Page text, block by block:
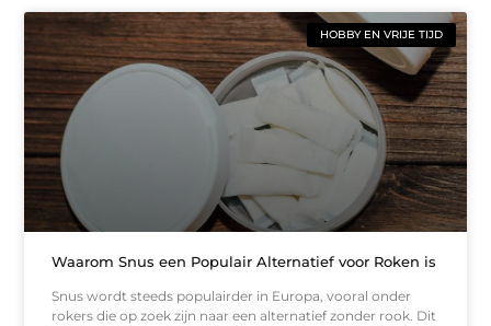
HOBBY EN VRIJE TIJD
Waarom Snus een Populair Alternatief voor Roken is
Snus wordt steeds populairder in Europa, vooral onder
rokers die op zoek zijn naar een alternatief zonder rook. Dit